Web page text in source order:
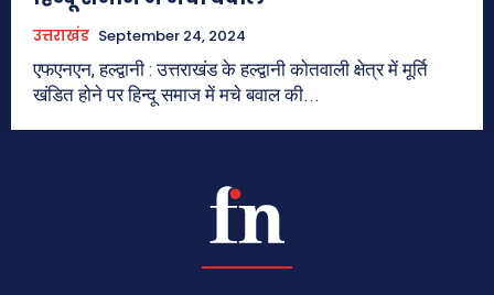
उत्तराखंड September 24, 2024
एफएनएन, हल्द्वानी : उत्तराखंड के हल्द्वानी कोतवाली क्षेत्र में मूर्ति
खंडित होने पर हिन्दू समाज में मचे बवाल की...